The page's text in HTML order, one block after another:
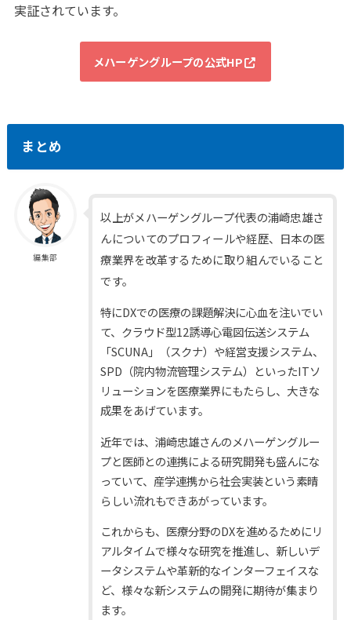
実証されています。
メハーゲングループの公式HP
まとめ
編集部
以上がメハーゲングループ代表の浦崎忠雄さ
んについてのプロフィールや経歴、日本の医
療業界を改革するために取り組んでいること
です。
特にDXでの医療の課題解決に心血を注いでい
て、クラウド型12誘導心電図伝送システム
「SCUNA」（スクナ）や経営支援システム、
SPD（院内物流管理システム）といったITソ
リューションを医療業界にもたらし、大きな
成果をあげています。
近年では、浦崎忠雄さんのメハーゲングルー
プと医師との連携による研究開発も盛んにな
っていて、産学連携から社会実装という素晴
らしい流れもできあがっています。
これからも、医療分野のDXを進めるためにリ
アルタイムで様々な研究を推進し、新しいデ
ータシステムや革新的なインターフェイスな
ど、様々な新システムの開発に期待が集まり
ます。